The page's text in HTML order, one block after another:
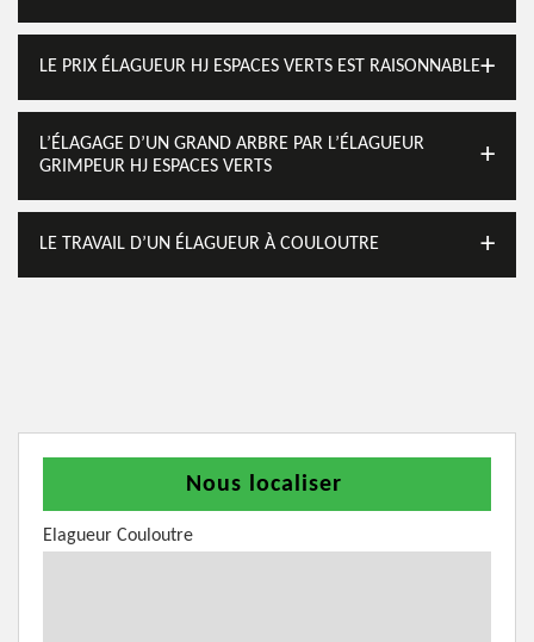
LE PRIX ÉLAGUEUR HJ ESPACES VERTS EST RAISONNABLE
L’ÉLAGAGE D’UN GRAND ARBRE PAR L’ÉLAGUEUR
GRIMPEUR HJ ESPACES VERTS
LE TRAVAIL D’UN ÉLAGUEUR À COULOUTRE
Nous localiser
Elagueur Couloutre